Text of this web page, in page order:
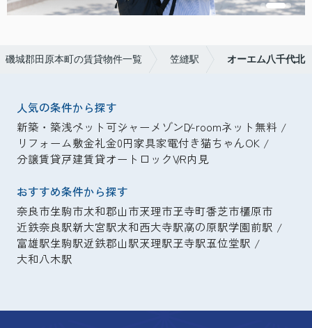
磯城郡田原本町の賃貸物件一覧 笠縫駅 オーエム八千代北
人気の条件から探す
新築・築浅ペット可シャーメゾンD-roomネット無料
リフォーム敷金礼金0円家具家電付き猫ちゃんOK
分譲賃貸戸建賃貸オートロックVR内見
おすすめ条件から探す
奈良市生駒市大和郡山市天理市王寺町香芝市橿原市
近鉄奈良駅新大宮駅大和西大寺駅高の原駅学園前駅
富雄駅生駒駅近鉄郡山駅天理駅王寺駅五位堂駅
大和八木駅